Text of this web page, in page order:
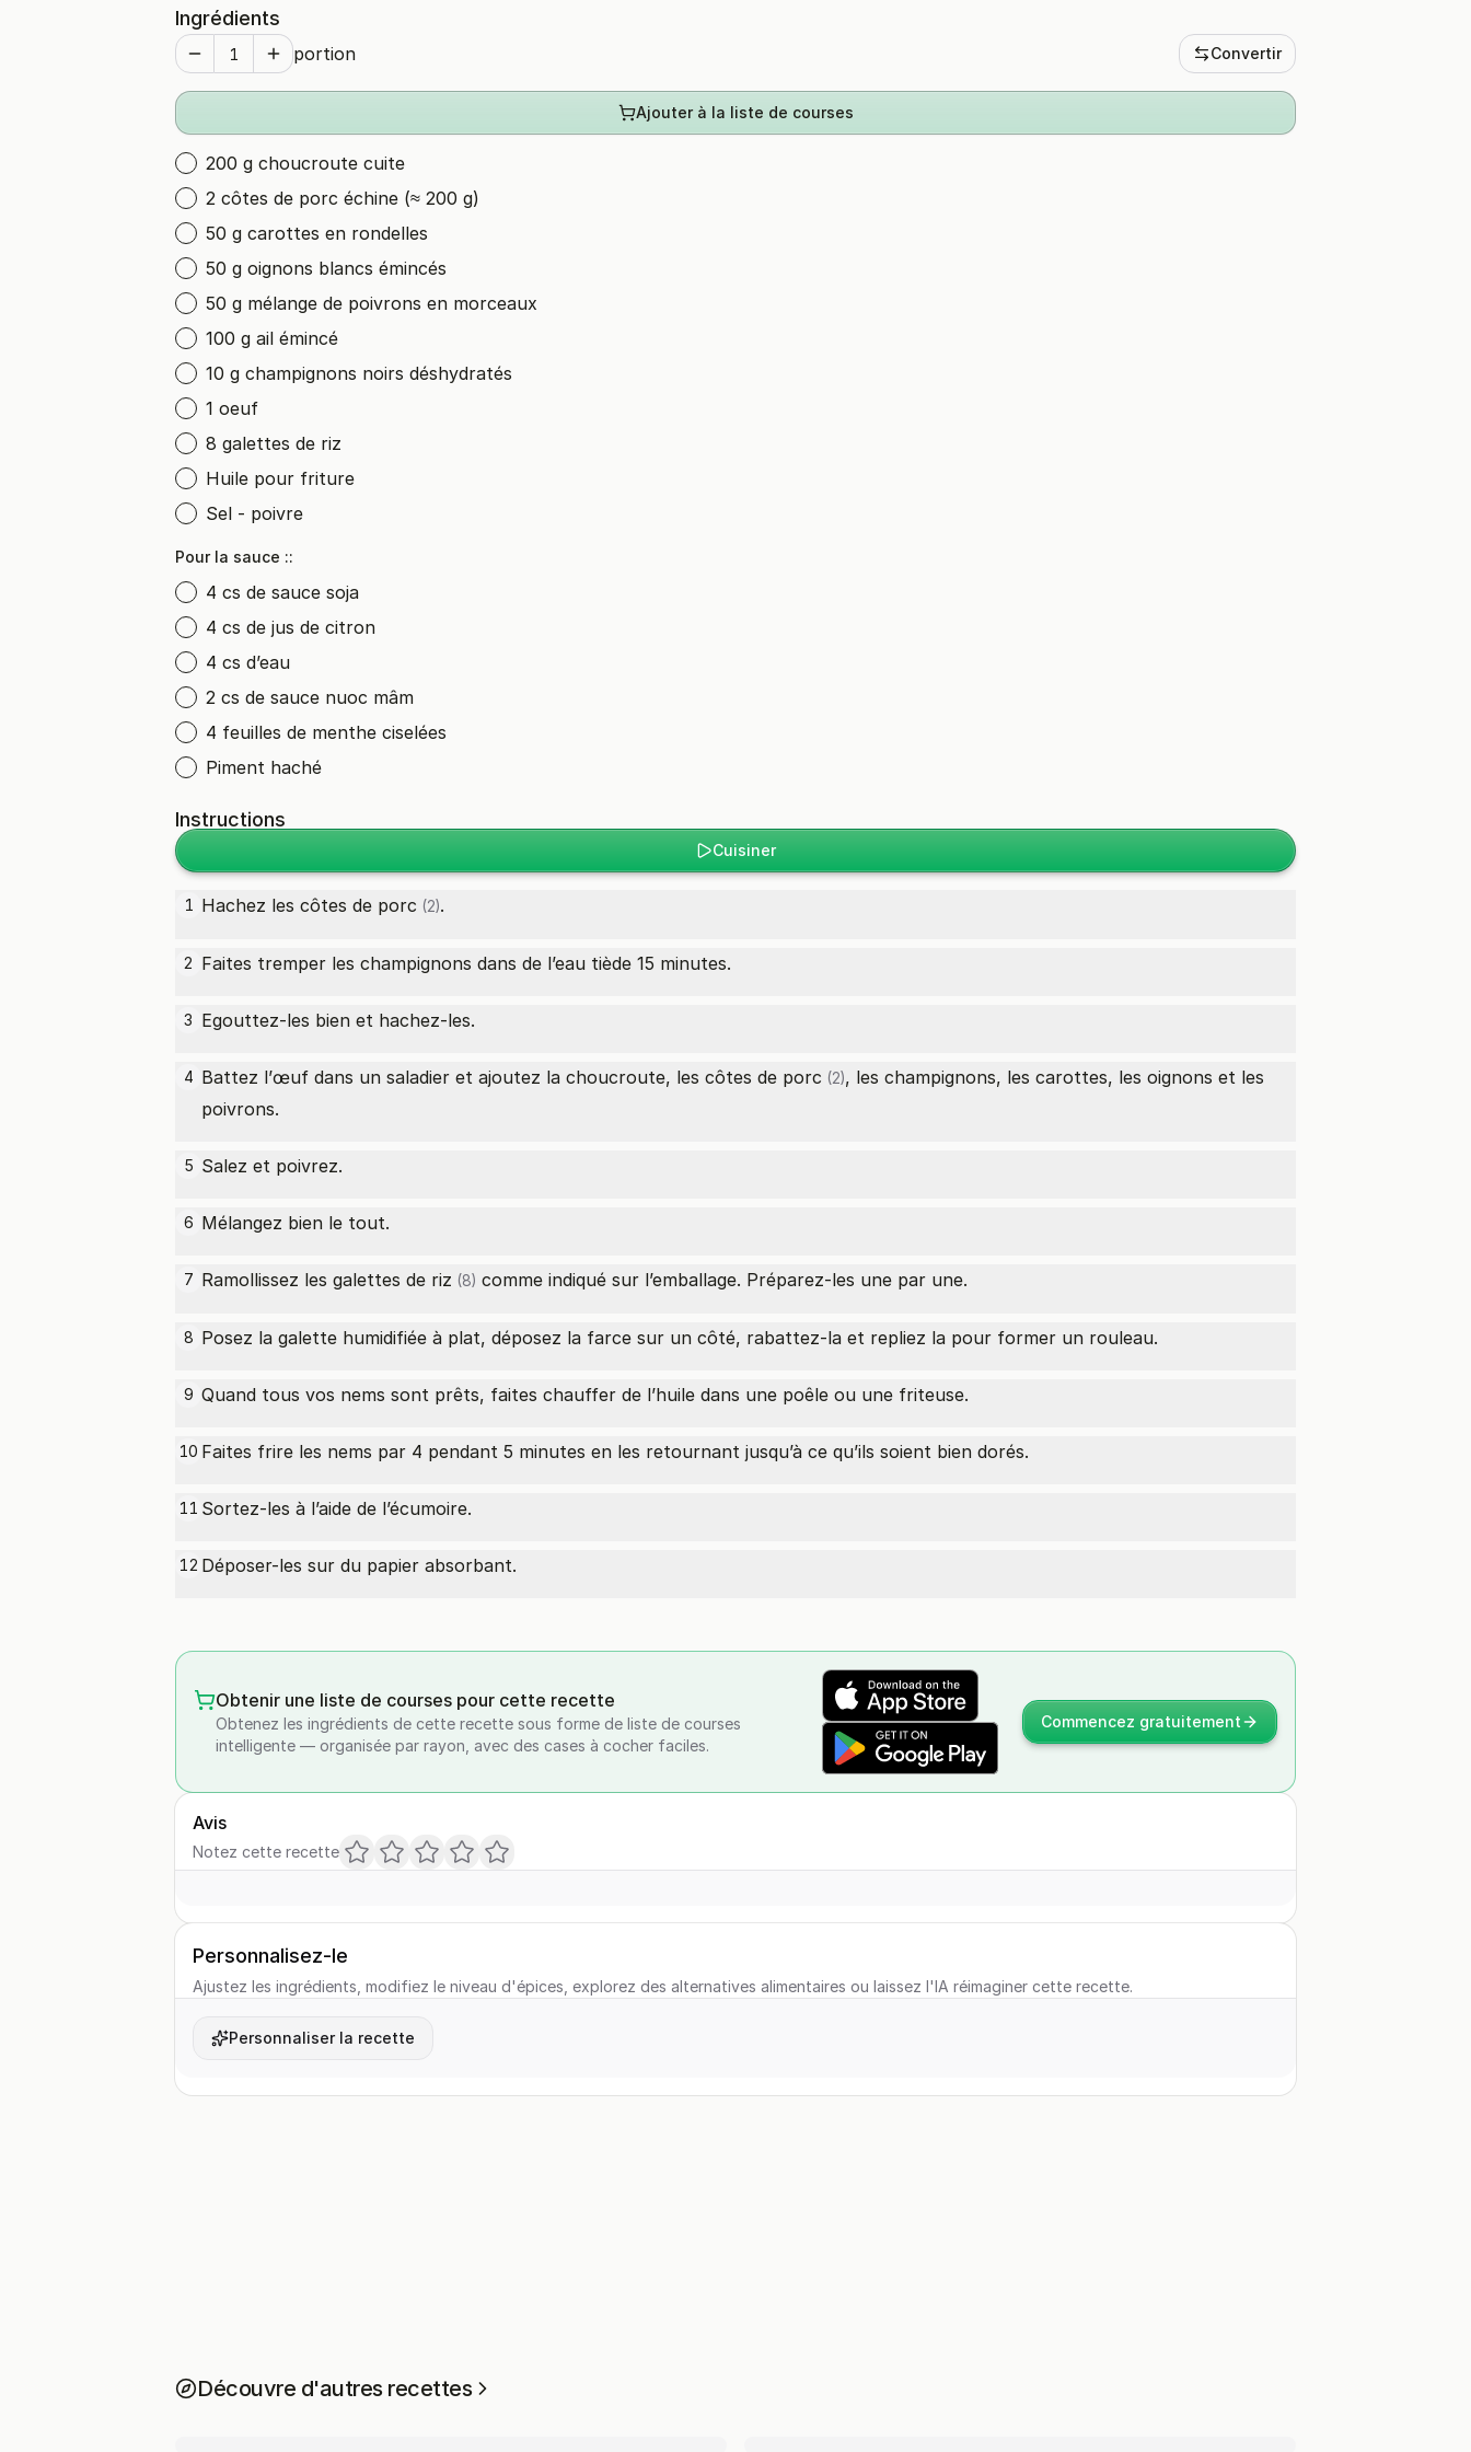
Ingrédients
portion Convertir
Ajouter à la liste de courses
200 g choucroute cuite
2 côtes de porc échine (≈ 200 g)
50 g carottes en rondelles
50 g oignons blancs émincés
50 g mélange de poivrons en morceaux
100 g ail émincé
10 g champignons noirs déshydratés
1 oeuf
8 galettes de riz
Huile pour friture
Sel - poivre
Pour la sauce ::
4 cs de sauce soja
4 cs de jus de citron
4 cs d’eau
2 cs de sauce nuoc mâm
4 feuilles de menthe ciselées
Piment haché
Instructions
Cuisiner
1 Hachez les côtes de porc (2).
2 Faites tremper les champignons dans de l’eau tiède 15 minutes.
3 Egouttez-les bien et hachez-les.
4 Battez l’œuf dans un saladier et ajoutez la choucroute, les côtes de porc (2), les champignons, les carottes, les oignons et les
poivrons.
5 Salez et poivrez.
6 Mélangez bien le tout.
7 Ramollissez les galettes de riz (8) comme indiqué sur l’emballage. Préparez-les une par une.
8 Posez la galette humidifiée à plat, déposez la farce sur un côté, rabattez-la et repliez la pour former un rouleau.
9 Quand tous vos nems sont prêts, faites chauffer de l’huile dans une poêle ou une friteuse.
10 Faites frire les nems par 4 pendant 5 minutes en les retournant jusqu’à ce qu’ils soient bien dorés.
11 Sortez-les à l’aide de l’écumoire.
12 Déposer-les sur du papier absorbant.
Obtenir une liste de courses pour cette recette
Obtenez les ingrédients de cette recette sous forme de liste de courses
intelligente — organisée par rayon, avec des cases à cocher faciles.
Commencez gratuitement
Avis
Notez cette recette
Personnalisez-le
Ajustez les ingrédients, modifiez le niveau d'épices, explorez des alternatives alimentaires ou laissez l'IA réimaginer cette recette.
Personnaliser la recette
Découvre d'autres recettes